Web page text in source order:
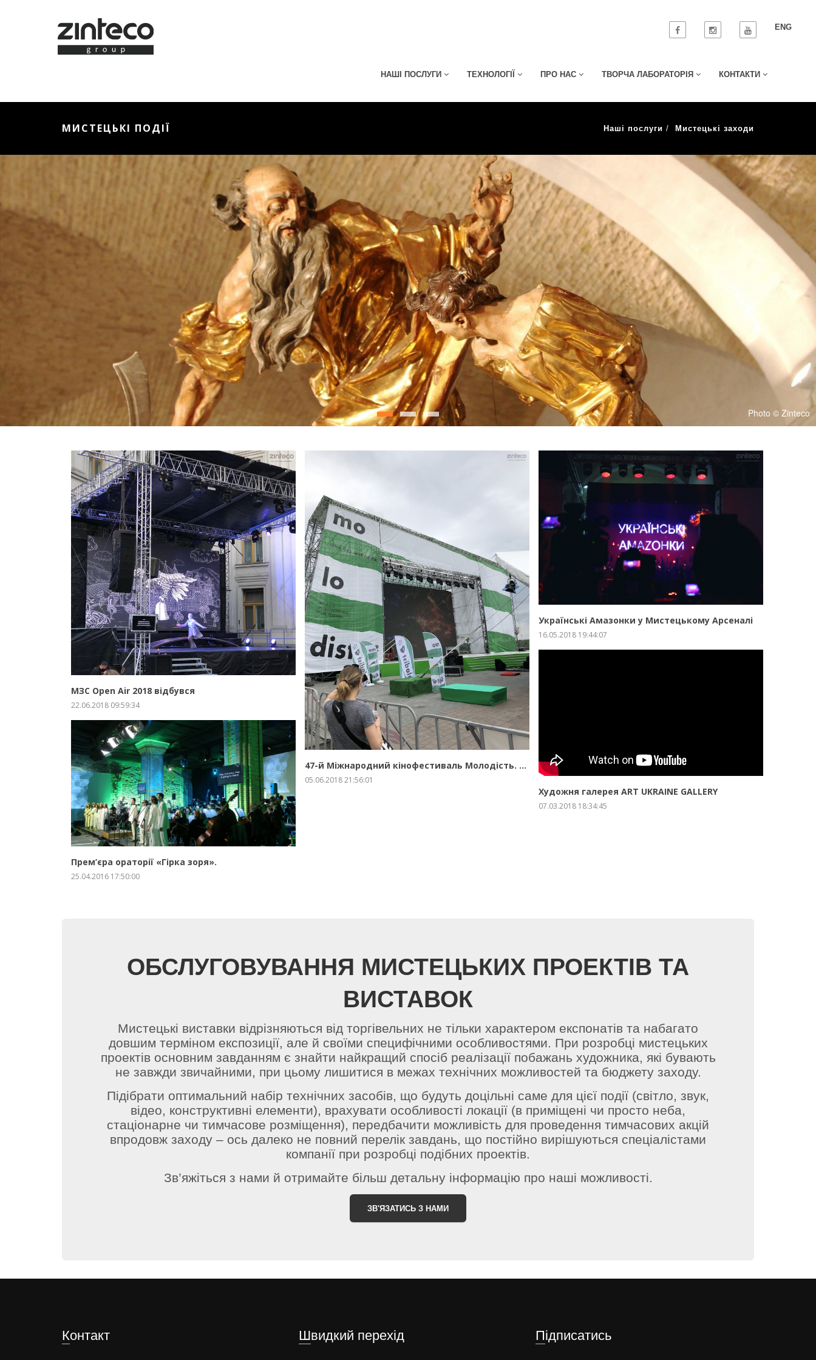
ENG
НАШІ ПОСЛУГИ ТЕХНОЛОГІЇ ПРО НАС ТВОРЧА ЛАБОРАТОРІЯ КОНТАКТИ
МИСТЕЦЬКІ ПОДІЇ Наші послуги Мистецькі заходи
Photo © Zinteco
ЗБІЛЬШИТИ ПРО ПРОЕКТ
МЗС Open Air 2018 відбувся
22.06.2018 09:59:34
ЗБІЛЬШИТИ ПРО ПРОЕКТ
47-й Міжнародний кінофестиваль Молодість. Завершення.
05.06.2018 21:56:01
ЗБІЛЬШИТИ ПРО ПРОЕКТ
Українські Амазонки у Мистецькому Арсеналі
16.05.2018 19:44:07
ЗБІЛЬШИТИ ПРО ПРОЕКТ
Художня галерея ART UKRAINE GALLERY
07.03.2018 18:34:45
ЗБІЛЬШИТИ ПРО ПРОЕКТ
Прeм’єра ораторії «Гірка зоря».
25.04.2016 17:50:00
ОБСЛУГОВУВАННЯ МИСТЕЦЬКИХ ПРОЕКТІВ ТА
ВИСТАВОК
Мистецькі виставки відрізняються від торгівельних не тільки характером експонатів та набагато
довшим терміном експозиції, але й своїми специфічними особливостями. При розробці мистецьких
проектів основним завданням є знайти найкращий спосіб реалізації побажань художника, які бувають
не завжди звичайними, при цьому лишитися в межах технічних можливостей та бюджету заходу.
Підібрати оптимальний набір технічних засобів, що будуть доцільні саме для цієї події (світло, звук,
відео, конструктивні елементи), врахувати особливості локації (в приміщені чи просто неба,
стаціонарне чи тимчасове розміщення), передбачити можливість для проведення тимчасових акцій
впродовж заходу – ось далеко не повний перелік завдань, що постійно вирішуються спеціалістами
компанії при розробці подібних проектів.
Зв’яжіться з нами й отримайте більш детальну інформацію про наші можливості.
ЗВ'ЯЗАТИСЬ З НАМИ
Контакт Швидкий перехід Підписатись